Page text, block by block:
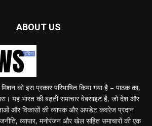
ABOUT US
को इस प्रकार परिभाषित किया गया है – पाठक का,
यह भारत की बढ़ती समाचार वेबसाइट है, जो देश और
और विकासों की व्यापक और अपडेट कवरेज प्रदान
व्यापार, मनोरंजन और खेल सहित समाचारों की एक